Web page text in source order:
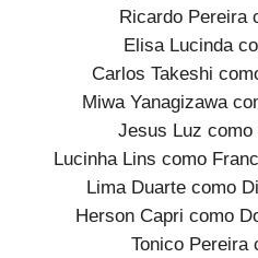
Ricardo Pereira
Elisa Lucinda
Carlos Takeshi
Miwa Yanagizawa
Jesus Luz
Lucinha Lins como
Lima Duarte como
Herson Capri como
Tonico Pereira